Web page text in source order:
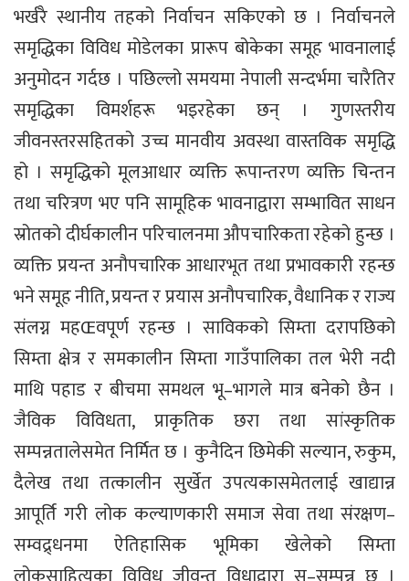
भर्खरै स्थानीय तहको निर्वाचन सकिएको छ । निर्वाचनले
समृद्धिका विविध मोडेलका प्रारूप बोकेका समूह भावनालाई
अनुमोदन गर्दछ । पछिल्लो समयमा नेपाली सन्दर्भमा चारैतिर
समृद्धिका विमर्शहरू भइरहेका छन् । गुणस्तरीय
जीवनस्तरसहितको उच्च मानवीय अवस्था वास्तविक समृद्धि
हो । समृद्धिको मूलआधार व्यक्ति रूपान्तरण व्यक्ति चिन्तन
तथा चरित्रण भए पनि सामूहिक भावनाद्वारा सम्भावित साधन
स्रोतको दीर्घकालीन परिचालनमा औपचारिकता रहेको हुन्छ ।
व्यक्ति प्रयन्त अनौपचारिक आधारभूत तथा प्रभावकारी रहन्छ
भने समूह नीति, प्रयन्त र प्रयास अनौपचारिक, वैधानिक र राज्य
संलग्न महŒवपूर्ण रहन्छ । साविकको सिम्ता दरापछिको
सिम्ता क्षेत्र र समकालीन सिम्ता गाउँपालिका तल भेरी नदी
माथि पहाड र बीचमा समथल भू–भागले मात्र बनेको छैन ।
जैविक विविधता, प्राकृतिक छरा तथा सांस्कृतिक
सम्पन्नतालेसमेत निर्मित छ । कुनैदिन छिमेकी सल्यान, रुकुम,
दैलेख तथा तत्कालीन सुर्खेत उपत्यकासमेतलाई खाद्यान्न
आपूर्ति गरी लोक कल्याणकारी समाज सेवा तथा संरक्षण–
सम्वद्र्धनमा ऐतिहासिक भूमिका खेलेको सिम्ता